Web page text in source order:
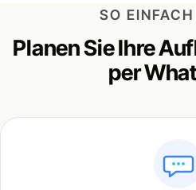
SO
Planen Sie Ihre
per